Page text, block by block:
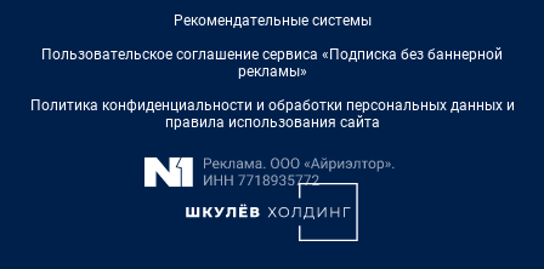
Рекомендательные системы
Пользовательское соглашение сервиса «Подписка без баннерной
рекламы»
Политика конфиденциальности и обработки персональных данных и
правила использования сайта